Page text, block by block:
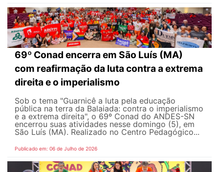
69º Conad encerra em São Luís (MA)
com reafirmação da luta contra a extrema
direita e o imperialismo
Sob o tema "Guarnicê a luta pela educação
pública na terra da Balaiada: contra o imperialismo
e a extrema direita", o 69º Conad do ANDES-SN
encerrou suas atividades nesse domingo (5), em
São Luís (MA). Realizado no Centro Pedagógico...
Publicado em: 06 de Julho de 2026